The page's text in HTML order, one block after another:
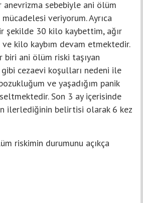
anevrizma sebebiyle ani ölüm
veriyorum. Ayrıca
şekilde 30 kilo kaybettim, ağır
ve kilo kaybım devam etmektedir.
biri ani ölüm riski taşıyan
cezaevi koşulları nedeni ile
ve yaşadığım panik
Son 3 ay içerisinde
ilerlediğinin belirtisi olarak 6 kez
riskimin durumunu açıkça